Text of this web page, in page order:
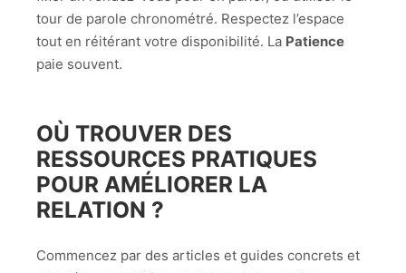
tour de parole chronométré. Respectez l’espace
tout en réitérant votre disponibilité. La Patience
paie souvent.
OÙ TROUVER DES
RESSOURCES PRATIQUES
POUR AMÉLIORER LA
RELATION ?
Commencez par des articles et guides concrets et